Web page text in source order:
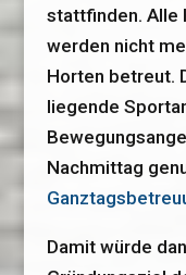
stattfinden. Alle
werden nicht
Horten betreut.
liegende
Nachmittag
Damit würde